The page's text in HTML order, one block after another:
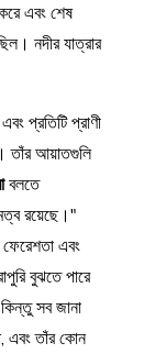
এবং শেষ
নদীর যাত্রার
প্রতিটি প্রাণী
তাঁর আয়াতগুলি
বলতে
রয়েছে।"
এবং
বুঝতে পারে
সব জানা
এবং তাঁর কোন